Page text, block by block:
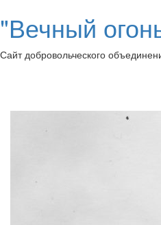
"Вечный
Сайт добровольческого